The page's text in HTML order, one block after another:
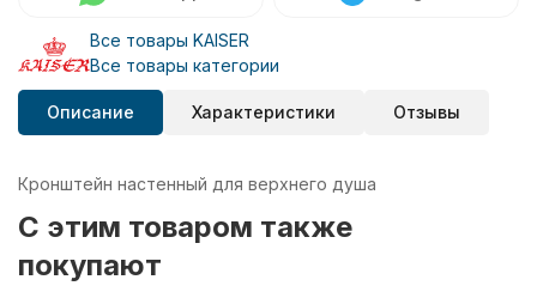
Все товары KAISER
Все товары категории
Описание Характеристики Отзывы
Кронштейн настенный для верхнего душа
C этим товаром также
покупают